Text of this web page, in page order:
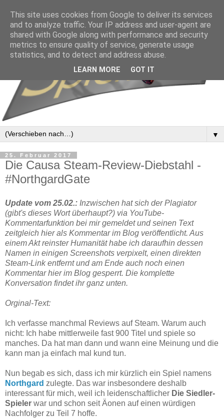
▼
25. Februar 2017
Die Causa Steam-Review-Diebstahl -
#NorthgardGate
Update vom 25.02.: Inzwischen hat sich der Plagiator
(gibt's dieses Wort überhaupt?) via YouTube-
Kommentarfunktion bei mir gemeldet und seinen Text
zeitgleich hier als Kommentar im Blog veröffentlicht. Aus
einem Akt reinster Humanität habe ich daraufhin dessen
Namen in einigen Screenshots verpixelt, einen direkten
Steam-Link entfernt und am Ende auch noch einen
Kommentar hier im Blog gesperrt. Die komplette
Konversation findet ihr ganz unten.
Orginal-Text:
Ich verfasse manchmal Reviews auf Steam. Warum auch
nicht: Ich habe mittlerweile fast 900 Titel und spiele so
manches. Da hat man dann und wann eine Meinung und die
kann man ja einfach mal kund tun.
Nun begab es sich, dass ich mir kürzlich ein Spiel namens
Northgard zulegte. Das war insbesondere deshalb
interessant für mich, weil ich leidenschaftlicher Die Siedler-
Spieler war und schon seit Äonen auf einen würdigen
Nachfolger zu Teil 7 hoffe.
This site uses cookies from Google to deliver its services
and to analyze traffic. Your IP address and user-agent are
shared with Google along with performance and security
metrics to ensure quality of service, generate usage
statistics, and to detect and address abuse.
LEARN MORE GOT IT